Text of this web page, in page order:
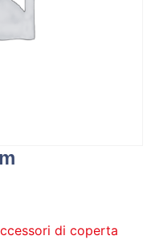
di coperta